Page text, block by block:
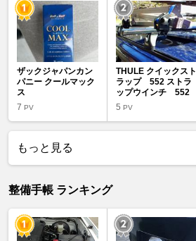
ザックジャパンカン
パニー クールマック
ス
7 PV
THULE クイックスト
ラップ 552 ストラ
ップウインチ 552
5PV
もっと見る
整備手帳 ランキング